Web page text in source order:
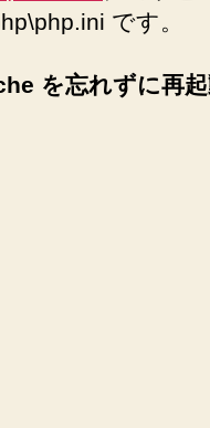
です。
を忘れずに再起